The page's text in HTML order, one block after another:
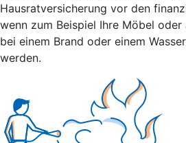
Hausratversicherung vor den
wenn zum Beispiel Ihre Möbel oder
bei einem Brand oder einem
werden.